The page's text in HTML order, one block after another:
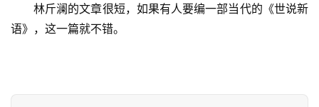
林斤澜的文章很短，如果有人要编一部当代的《世说新
语》，这一篇就不错。